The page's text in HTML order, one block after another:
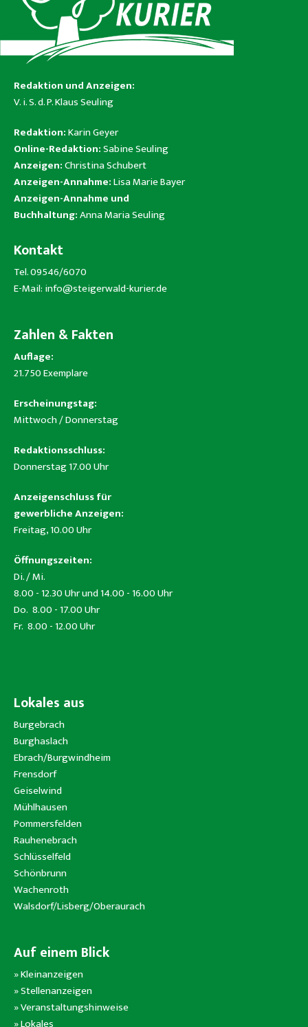
Redaktion und Anzeigen:
V. i. S. d. P. Klaus Seuling
Redaktion:Karin Geyer
Online-Redaktion:Sabine Seuling
Anzeigen:Christina Schubert
Anzeigen-Annahme:Lisa Marie Bayer
Anzeigen-Annahme und
Buchhaltung:Anna Maria Seuling
Kontakt
Tel. 09546/6070
E-Mail: info@steigerwald-kurier.de
Zahlen & Fakten
Auflage:
21.750 Exemplare
Erscheinungstag:
Mittwoch / Donnerstag
Redaktionsschluss:
Donnerstag 17.00 Uhr
Anzeigenschluss für
gewerbliche Anzeigen:
Freitag, 10.00 Uhr
Öffnungszeiten:
Di. / Mi.
8.00 - 12.30 Uhr und 14.00 - 16.00 Uhr
Do. 8.00 - 17.00 Uhr
Fr. 8.00 - 12.00 Uhr
Lokales aus
Burgebrach
Burghaslach
Ebrach/Burgwindheim
Frensdorf
Geiselwind
Mühlhausen
Pommersfelden
Rauhenebrach
Schlüsselfeld
Schönbrunn
Wachenroth
Walsdorf/Lisberg/Oberaurach
Auf einem Blick
»Kleinanzeigen
»Stellenanzeigen
»Veranstaltungshinweise